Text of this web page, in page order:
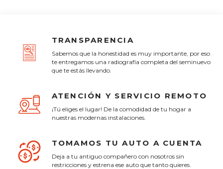
TRANSPARENCIA
Sabemos que la honestidad es muy importante, por eso
te entregamos una radiografía completa del seminuevo
que te estás llevando.
ATENCIÓN Y SERVICIO REMOTO
¡Tú eliges el lugar! De la comodidad de tu hogar a
nuestras modernas instalaciones.
TOMAMOS TU AUTO A CUENTA
Deja a tu antiguo compañero con nosotros sin
restricciones y estrena ese auto que tanto quieres.